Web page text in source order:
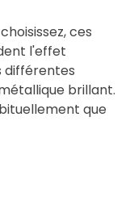
ces
l'effet
différentes
brillant.
que